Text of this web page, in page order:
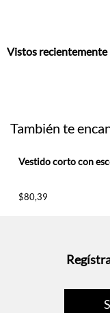
Vistos recientemente
También te
$80,39